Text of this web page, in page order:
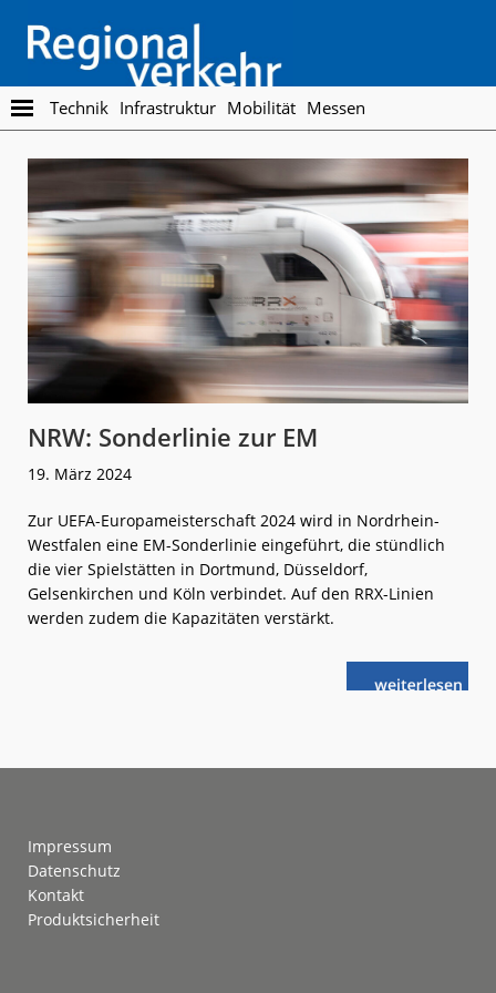
main
content
footer
Regionalverkehr
Die
Fachzeitschrift
den
Öffentlichen
Personennahverkehr
Technik Infrastruktur Mobilität Messen
NRW: Sonderlinie zur EM
19. März 2024
Zur UEFA-Europameisterschaft 2024 wird in Nordrhein-
Westfalen eine EM-Sonderlinie eingeführt, die stündlich
die vier Spielstätten in Dortmund, Düsseldorf,
Gelsenkirchen und Köln verbindet. Auf den RRX-Linien
werden zudem die Kapazitäten verstärkt.
weiterlese
nNRW:
Impressum
Datenschutz
Kontakt
Produktsicherheit